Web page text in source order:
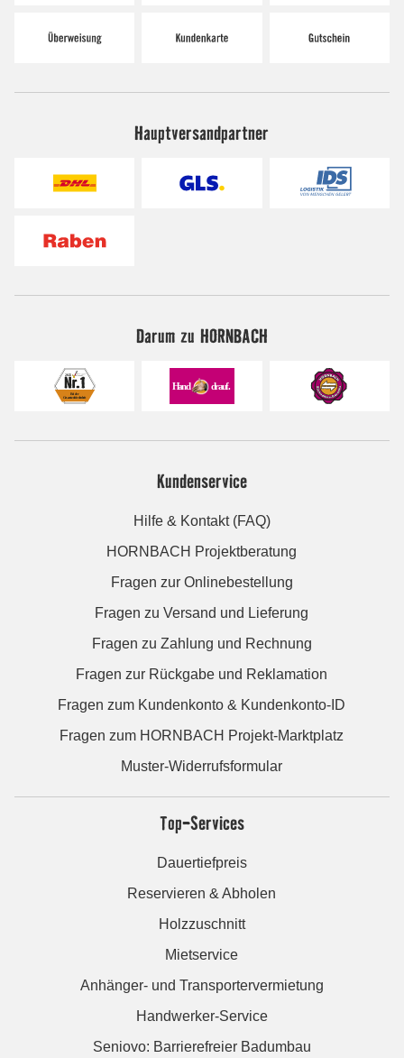
Hauptversandpartner
Darum zu HORNBACH
Kundenservice
Hilfe & Kontakt (FAQ)
HORNBACH Projektberatung
Fragen zur Onlinebestellung
Fragen zu Versand und Lieferung
Fragen zu Zahlung und Rechnung
Fragen zur Rückgabe und Reklamation
Fragen zum Kundenkonto & Kundenkonto-ID
Fragen zum HORNBACH Projekt-Marktplatz
Muster-Widerrufsformular
Top-Services
Dauertiefpreis
Reservieren & Abholen
Holzzuschnitt
Mietservice
Anhänger- und Transportervermietung
Handwerker-Service
Seniovo: Barrierefreier Badumbau